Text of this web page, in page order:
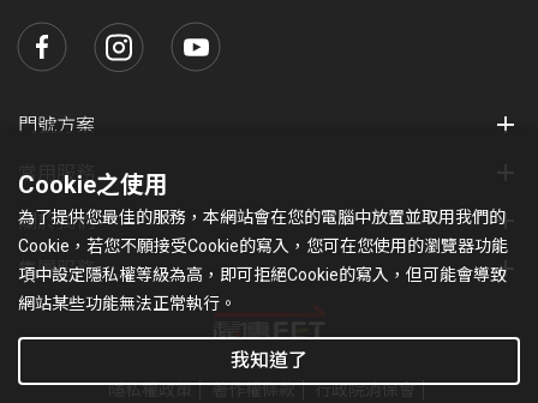
門號方案
常用服務
關於我們
集團服務
隱私權政策 著作權條款 行政院消保會
Cookie之使用
為了提供您最佳的服務，本網站會在您的電腦中放置並取用我們的
Cookie，若您不願接受Cookie的寫入，您可在您使用的瀏覽器功能
項中設定隱私權等級為高，即可拒絕Cookie的寫入，但可能會導致
網站某些功能無法正常執行。
我知道了